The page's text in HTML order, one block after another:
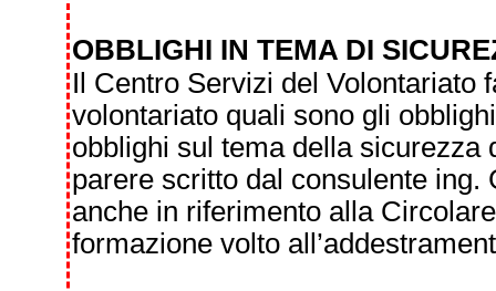
OBBLIGHI IN TEMA DI
Il Centro Servizi del Volontariato
volontariato quali sono gli
obblighi sul tema della
parere scritto dal consulente
anche in riferimento alla
formazione volto